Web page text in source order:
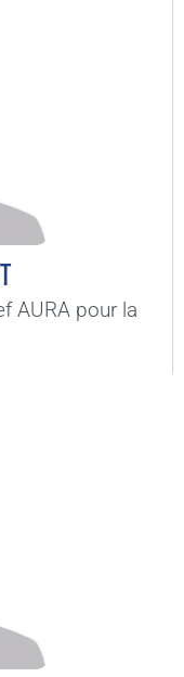
AURA pour la